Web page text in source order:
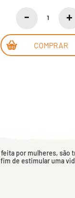
COMPRAR
por mulheres,
de estimular uma